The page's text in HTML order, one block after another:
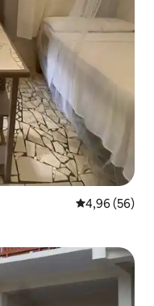
4,96 de uma
4,96 (56)